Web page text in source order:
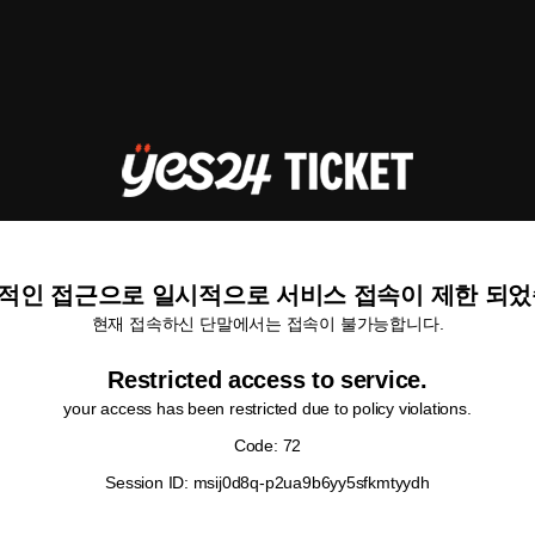
인 접근으로 일시적으로 서비스 접속이 제한 되
현재 접속하신 단말에서는 접속이 불가능합니다.
Restricted access to service.
your access has been restricted due to policy violations.
Code: 72
Session ID: msij0d8q-p2ua9b6yy5sfkmtyydh